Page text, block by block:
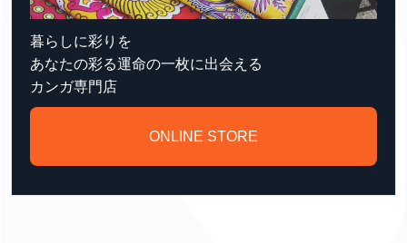
暮らしに彩りを
あなたの彩る運命の一枚に出会える
カンガ専門店
ONLINE STORE